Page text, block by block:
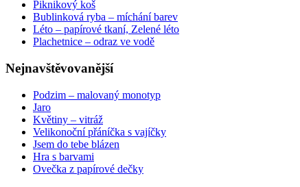
Piknikový koš
Bublinková ryba – míchání barev
Léto – papírové tkaní, Zelené léto
Plachetnice – odraz ve vodě
Nejnavštěvovanější
Podzim – malovaný monotyp
Jaro
Květiny – vitráž
Velikonoční přáníčka s vajíčky
Jsem do tebe blázen
Hra s barvami
Ovečka z papírové dečky